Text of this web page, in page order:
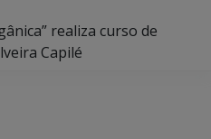
realiza curso de
Capilé